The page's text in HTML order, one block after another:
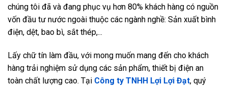
chúng tôi đã và đang phục vụ hơn 80% khách hàng có nguồn
vốn đầu tư nước ngoài thuộc các ngành nghề: Sản xuất bình
điện, dệt, bao bì, sắt thép,...
Lấy chữ tín làm đầu, với mong muốn mang đến cho khách
hàng trải nghiệm sử dụng các sản phẩm, thiết bị điện an
toàn chất lượng cao. Tại Công ty TNHH Lợi Lợi Đạt, quý